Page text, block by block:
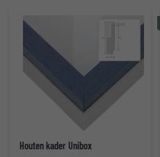
Houten kader Unibox